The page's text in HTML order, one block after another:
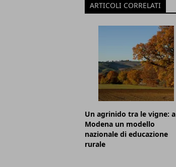
ARTICOLI CORRELATI
Un agrinido tra le vigne: a
Modena un modello
nazionale di educazione
rurale